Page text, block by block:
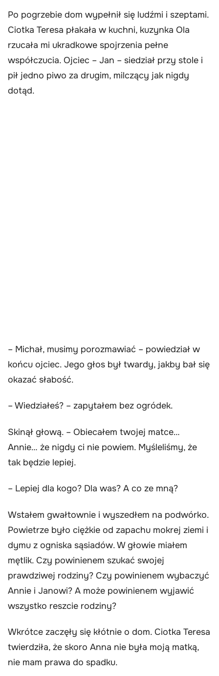
Po pogrzebie dom wypełnił się ludźmi i szeptami.
Ciotka Teresa płakała w kuchni, kuzynka Ola
rzucała mi ukradkowe spojrzenia pełne
współczucia. Ojciec – Jan – siedział przy stole i
pił jedno piwo za drugim, milczący jak nigdy
dotąd.
– Michał, musimy porozmawiać – powiedział w
końcu ojciec. Jego głos był twardy, jakby bał się
okazać słabość.
– Wiedziałeś? – zapytałem bez ogródek.
Skinął głową. – Obiecałem twojej matce…
Annie… że nigdy ci nie powiem. Myśleliśmy, że
tak będzie lepiej.
– Lepiej dla kogo? Dla was? A co ze mną?
Wstałem gwałtownie i wyszedłem na podwórko.
Powietrze było ciężkie od zapachu mokrej ziemi i
dymu z ogniska sąsiadów. W głowie miałem
mętlik. Czy powinienem szukać swojej
prawdziwej rodziny? Czy powinienem wybaczyć
Annie i Janowi? A może powinienem wyjawić
wszystko reszcie rodziny?
Wkrótce zaczęły się kłótnie o dom. Ciotka Teresa
twierdziła, że skoro Anna nie była moją matką,
nie mam prawa do spadku.